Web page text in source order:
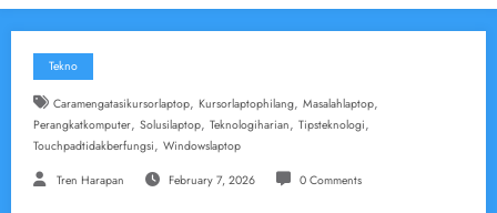
Tekno
Caramengatasikursorlaptop, Kursorlaptophilang, Masalahlaptop,
Perangkatkomputer, Solusilaptop, Teknologiharian, Tipsteknologi,
Touchpadtidakberfungsi, Windowslaptop
Tren Harapan February 7, 2026 0 Comments